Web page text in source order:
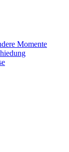
Momente